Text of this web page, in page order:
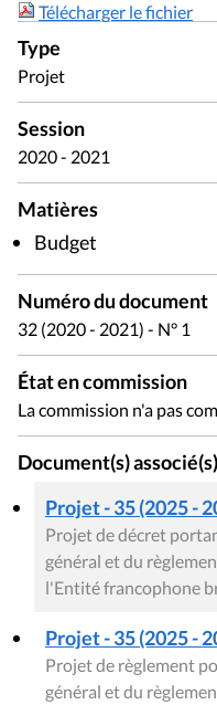
Télécharger le fichier
Type
Projet
Session
2020 - 2021
Matières
Budget
Numéro du document
32 (2020 - 2021) - N° 1
État en commission
La commission n'a pas
Document(s) associé(s)
Projet - 35 (2025 -
Projet de décret
général et du
l'Entité francophone
Projet - 35 (2025 -
Projet de règlement
général et du